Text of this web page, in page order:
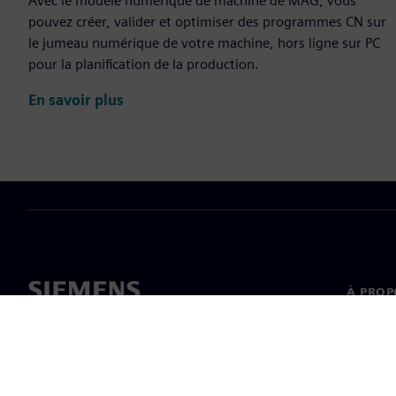
pouvez créer, valider et optimiser des programmes CN sur
le jumeau numérique de votre machine, hors ligne sur PC
pour la planification de la production.
En savoir plus
À